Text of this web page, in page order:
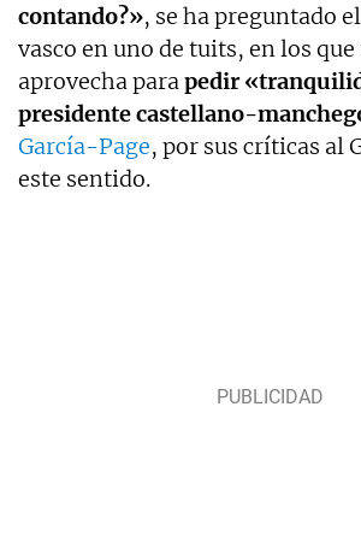
contando?», se ha preguntado
vasco en uno de tuits, en los
aprovecha parapedir
presidente castellano-
García-Page, por sus críticas al
este sentido.